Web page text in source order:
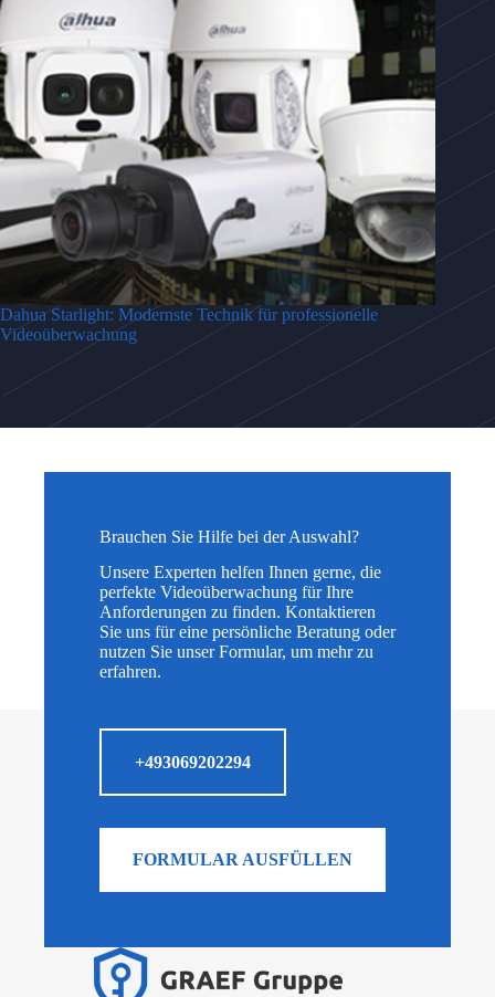
Dahua Starlight: Modernste Technik für professionelle
Videoüberwachung
Brauchen Sie Hilfe bei der Auswahl?
Unsere Experten helfen Ihnen gerne, die
perfekte Videoüberwachung für Ihre
Anforderungen zu finden. Kontaktieren
Sie uns für eine persönliche Beratung oder
nutzen Sie unser Formular, um mehr zu
erfahren.
+493069202294
FORMULAR AUSFÜLLEN